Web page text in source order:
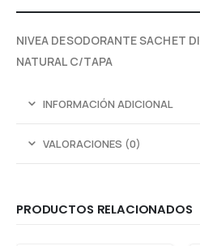
NIVEA DESODORANTE SACHET
NATURAL C/TAPA
INFORMACIÓN ADICIONAL
VALORACIONES (0)
PRODUCTOS RELACIONADOS